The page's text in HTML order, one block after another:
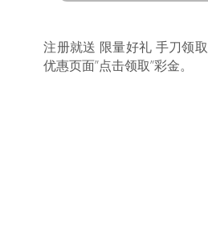
注册就送 限量好礼 手刀领
优惠页面”点击领取”彩金。